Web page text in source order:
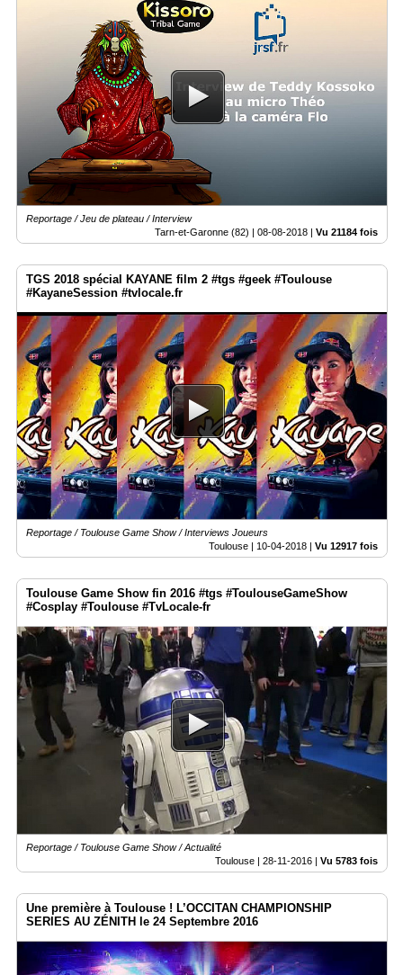
Reportage / Jeu de plateau / Interview
Tarn-et-Garonne (82) | 08-08-2018 | Vu 21184 fois
TGS 2018 spécial KAYANE film 2 #tgs #geek #Toulouse
#KayaneSession #tvlocale.fr
Reportage / Toulouse Game Show / Interviews Joueurs
Toulouse | 10-04-2018 Vu 12917 fois
Toulouse Game Show fin 2016 #tgs #ToulouseGameShow
#Cosplay #Toulouse #TvLocale-fr
Reportage / Toulouse Game Show / Actualité
Toulouse | 28-11-2016 | Vu 5783 fois
Une première à Toulouse ! L’OCCITAN CHAMPIONSHIP
SERIES AU ZÉNITH le 24 Septembre 2016